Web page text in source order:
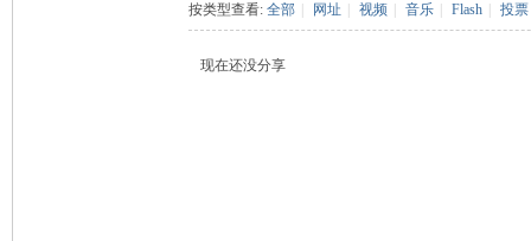
按类型查看: 全部 网址 视频 音乐 Flash 投票
现在还没分享